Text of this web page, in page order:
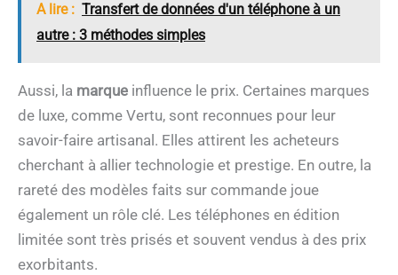
A lire : Transfert de données d'un téléphone à un
autre : 3 méthodes simples
Aussi, la marque influence le prix. Certaines marques
de luxe, comme Vertu, sont reconnues pour leur
savoir-faire artisanal. Elles attirent les acheteurs
cherchant à allier technologie et prestige. En outre, la
rareté des modèles faits sur commande joue
également un rôle clé. Les téléphones en édition
limitée sont très prisés et souvent vendus à des prix
exorbitants.